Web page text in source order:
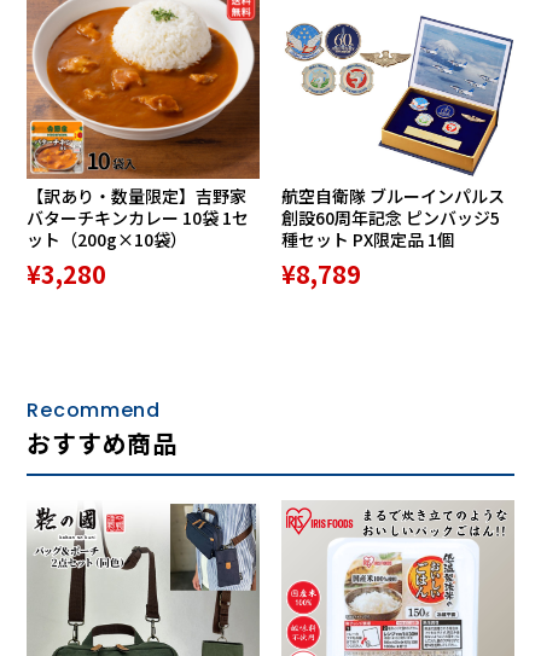
ミニポーチが付いているので、貴重品や小物を分けて収納で
きてとても便利です。財布や鍵、イヤホン、交通系ICカード
など、よく使うアイテムをサッと取り出したいときに重宝し
※こちらの商品は並行輸入により海外からの直輸入品となり
ます。
協会（AACD）」の会員企業から仕入れています。
厳しい審査基準をクリアした商品のみを厳選した正規品で
す。
【訳あり・数量限定】吉野家
バターチキンカレー 10袋 1セ
ット（200g×10袋）
¥3,280
航空自衛隊 ブルーインパルス
創設60周年記念 ピンバッジ5
種セット PX限定品 1個
¥8,789
Recommend
おすすめ商品